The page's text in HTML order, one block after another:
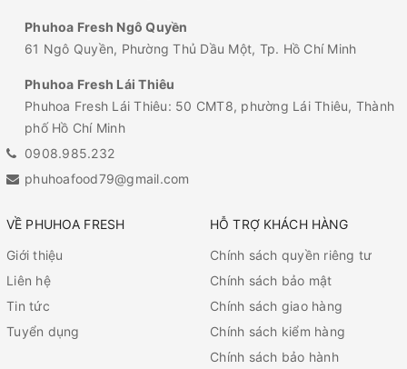
Phuhoa Fresh Ngô Quyền
61 Ngô Quyền, Phường Thủ Dầu Một, Tp. Hồ Chí Minh
Phuhoa Fresh Lái Thiêu
Phuhoa Fresh Lái Thiêu: 50 CMT8, phường Lái Thiêu, Thành
phố Hồ Chí Minh
0908.985.232
phuhoafood79@gmail.com
VỀ PHUHOA FRESH
Giới thiệu
Liên hệ
Tin tức
Tuyển dụng
HỖ TRỢ KHÁCH HÀNG
Chính sách quyền riêng tư
Chính sách bảo mật
Chính sách giao hàng
Chính sách kiểm hàng
Chính sách bảo hành